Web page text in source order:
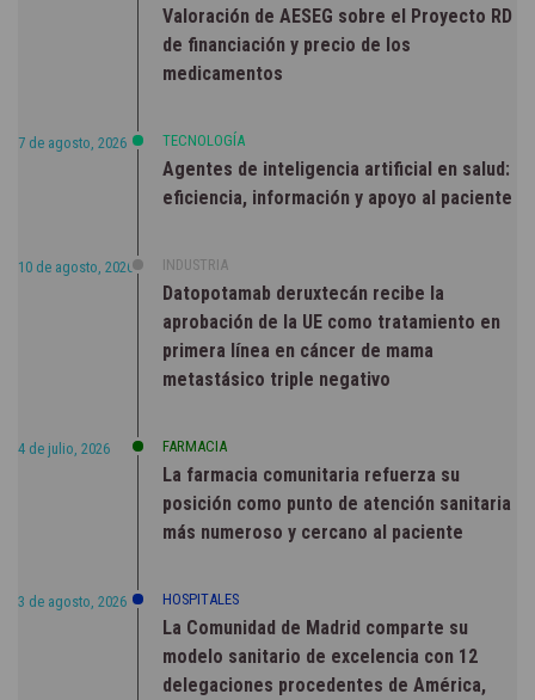
Valoración de AESEG sobre el Proyecto RD
de financiación y precio de los
medicamentos
7 de agosto, 2026 TECNOLOGÍA
Agentes de inteligencia artificial en salud:
eficiencia, información y apoyo al paciente
10 de agosto, 2026 INDUSTRIA
Datopotamab deruxtecán recibe la
aprobación de la UE como tratamiento en
primera línea en cáncer de mama
metastásico triple negativo
4 de julio, 2026 FARMACIA
La farmacia comunitaria refuerza su
posición como punto de atención sanitaria
más numeroso y cercano al paciente
3 de agosto, 2026 HOSPITALES
La Comunidad de Madrid comparte su
modelo sanitario de excelencia con 12
delegaciones procedentes de América,